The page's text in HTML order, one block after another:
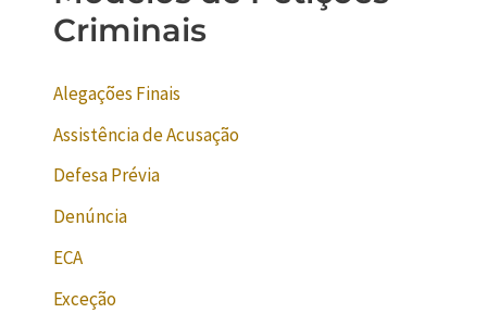
Criminais
Alegações Finais
Assistência de Acusação
Defesa Prévia
Denúncia
ECA
Exceção